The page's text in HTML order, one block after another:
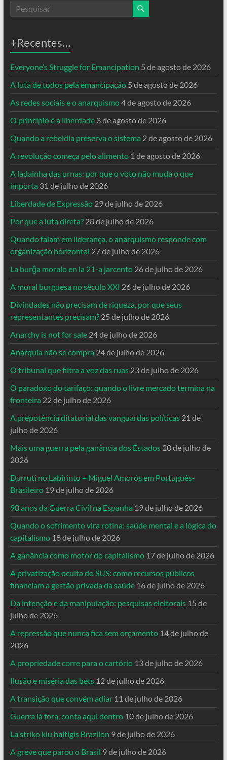
+Recentes…
Everyone’s Struggle for Emancipation 5 de agosto de 2026
A luta de todos pela emancipação 5 de agosto de 2026
As redes sociais e o anarquismo4 de agosto de 2026
O princípio é a liberdade 3 de agosto de 2026
Quando a rebeldia preserva o sistema 2 de agosto de 2026
A revolução começa pelo alimento 1 de agosto de 2026
A ladainha das urnas: por que o voto não muda o que
importa 31 de julho de 2026
Liberdade de Expressão 29 de julho de 2026
Por que a luta direta? 28 de julho de 2026
Quando falam em liderança, o anarquismo responde com
organização horizontal 27 de julho de 2026
La burĝa moralo en la 21-a jarcento 26 de julho de 2026
A moral burguesa no século XXI 26 de julho de 2026
Divindades não precisam de riqueza, por que seus
representantes precisam? 25 de julho de 2026
Anarchy is not for sale 24 de julho de 2026
Anarquia não se compra 24 de julho de 2026
O tribunal que filtra a voz das ruas 23 de julho de 2026
O paradoxo do tarifaço: quando o livre mercado termina na
fronteira 22 de julho de 2026
A prepotência ditatorial das vanguardas políticas 21 de
julho de 2026
Mais uma guerra pela ganância dos Estados 20 de julho de
2026
Durruti no Labirinto – Miguel Amorós em Português-
Brasileiro 19 de julho de 2026
90 anos da Guerra Civil na Espanha 19 de julho de 2026
Quando o sofrimento vira rotina: saúde mental e a lógica do
capitalismo 18 de julho de 2026
A ganância como motor do capitalismo 17 de julho de 2026
A privatização oculta do SUS: como recursos públicos
financiam a gestão privada da saúde 16 de julho de 2026
Da intenção e da manipulação: pesquisas eleitorais 15 de
julho de 2026
A repressão que nunca fica sem orçamento 14 de julho de
2026
A propriedade corre para o cartório 13 de julho de 2026
Ilusão e miséria das bets 12 de julho de 2026
A transição que convém adiar 11 de julho de 2026
Guerra lá fora, conta aqui dentro 10 de julho de 2026
La striko kiu haltigis Brazilon 9 de julho de 2026
A greve que parou o Brasil 9 de julho de 2026